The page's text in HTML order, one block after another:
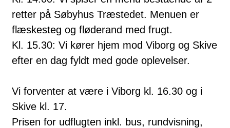
retter på Søbyhus Træstedet. Menuen er
flæskesteg og fløderand med frugt.
Kl. 15.30: Vi kører hjem mod Viborg og Skive
efter en dag fyldt med gode oplevelser.
Vi forventer at være i Viborg kl. 16.30 og i
Skive kl. 17.
Prisen for udflugten inkl. bus, rundvisning,